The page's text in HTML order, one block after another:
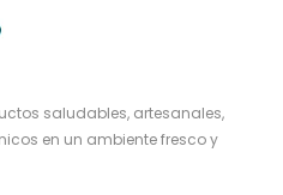
saludables, artesanales,
en un ambiente fresco y